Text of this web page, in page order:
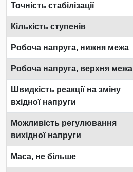
Точність стабілізації
Кількість ступенів
Робоча напруга, нижня межа
Робоча напруга, верхня межа
Швидкість реакції на зміну
вхідної напруги
Можливість регулювання
вихідної напруги
Маса, не більше